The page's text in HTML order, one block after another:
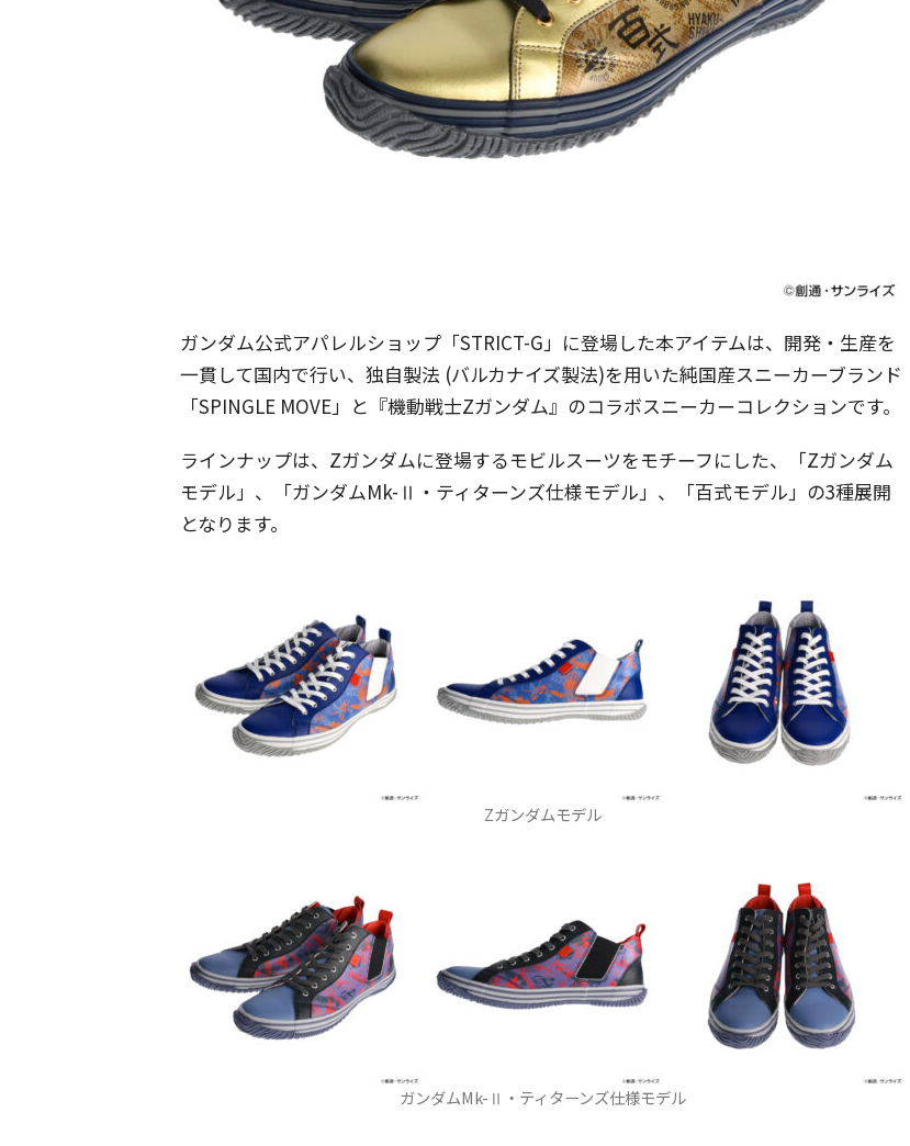
ガンダム公式アパレルショップ「STRICT-G」に登場した本アイテムは、開発・生産を
一貫して国内で行い、独自製法 (バルカナイズ製法)を用いた純国産スニーカーブランド
「SPINGLE MOVE」と『機動戦士Zガンダム』のコラボスニーカーコレクションです。
ラインナップは、Zガンダムに登場するモビルスーツをモチーフにした、「Zガンダム
モデル」、「ガンダムMk-Ⅱ・ティターンズ仕様モデル」、「百式モデル」の3種展開
となります。
Zガンダムモデル
ガンダムMk-Ⅱ・ティターンズ仕様モデル